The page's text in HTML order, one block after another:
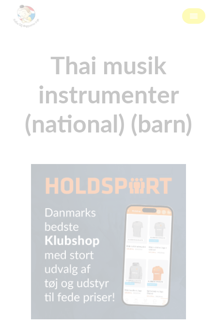
Thai musik
instrumenter
(national) (barn)